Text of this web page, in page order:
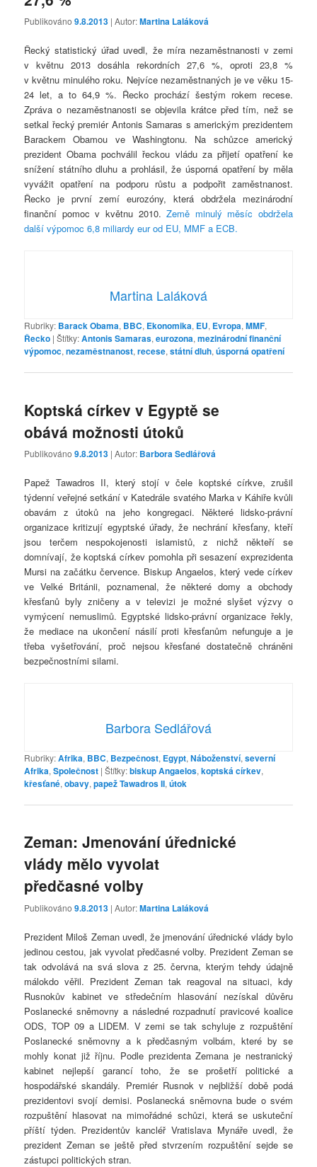
Publikováno9.8.2013 | Autor:Martina Laláková
Řecký statistický úřad uvedl, že míra nezaměstnanosti v zemi
v květnu 2013 dosáhla rekordních 27,6 %, oproti 23,8 %
v květnu minulého roku. Nejvíce nezaměstnaných je ve věku 15-
24 let, a to 64,9 %. Řecko prochází šestým rokem recese.
Zpráva o nezaměstnanosti se objevila krátce před tím, než se
setkal řecký premiér Antonis Samaras s americkým prezidentem
Barackem Obamou ve Washingtonu. Na schůzce americký
prezident Obama pochválil řeckou vládu za přijetí opatření ke
snížení státního dluhu a prohlásil, že úsporná opatření by měla
vyvážit opatření na podporu růstu a podpořit zaměstnanost.
Řecko je první zemí eurozóny, která obdržela mezinárodní
finanční pomoc v květnu 2010.Země minulý měsíc obdržela
další výpomoc 6,8 miliardy eur od EU, MMF a ECB.
Martina Laláková
Rubriky: Barack Obama, BBC, Ekonomika, EU, Evropa,MMF,
Řecko |Štítky:Antonis Samaras,eurozona,mezinárodní finanční
výpomoc,nezaměstnanost,recese,státní dluh,úsporná opatření
Koptská církev v Egyptě se
obává možnosti útoků
Publikováno9.8.2013 | Autor: Barbora Sedlářová
Papež Tawadros II, který stojí v čele koptské církve, zrušil
týdenní veřejné setkání v Katedrále svatého Marka v Káhiře kvůli
obavám z útoků na jeho kongregaci. Některé lidsko-právní
organizace kritizují egyptské úřady, že nechrání křesťany, kteří
jsou terčem nespokojenosti islamistů, z nichž někteří se
domnívají, že koptská církev pomohla při sesazení exprezidenta
Mursi na začátku července. Biskup Angaelos, který vede církev
ve Velké Británii, poznamenal, že některé domy a obchody
křesťanů byly zničeny a v televizi je možné slyšet výzvy o
vymýcení nemuslimů. Egyptské lidsko-právní organizace řekly,
že mediace na ukončení násilí proti křesťanům nefunguje a je
třeba vyšetřování, proč nejsou křesťané dostatečně chráněni
bezpečnostními silami.
Barbora Sedlářová
Rubriky:Afrika, BBC, Bezpečnost, Egypt,Náboženství,severní
Afrika,Společnost |Štítky:biskup Angaelos,koptská církev,
křesťané,obavy,papež Tawadros II,útok
Zeman: Jmenování úřednické
vlády mělo vyvolat
předčasné volby
Publikováno9.8.2013 | Autor:Martina Laláková
Prezident Miloš Zeman uvedl, že jmenování úřednické vlády bylo
jedinou cestou, jak vyvolat předčasné volby. Prezident Zeman se
tak odvolává na svá slova z 25. června, kterým tehdy údajně
málokdo věřil. Prezident Zeman tak reagoval na situaci, kdy
Rusnokův kabinet ve středečním hlasování nezískal důvěru
Poslanecké sněmovny a následné rozpadnutí pravicové koalice
ODS, TOP 09 a LIDEM. V zemi se tak schyluje z rozpuštění
Poslanecké sněmovny a k předčasným volbám, které by se
mohly konat již říjnu. Podle prezidenta Zemana je nestranický
kabinet nejlepší garancí toho, že se prošetří politické a
hospodářské skandály. Premiér Rusnok v nejbližší době podá
prezidentovi svojí demisi. Poslanecká sněmovna bude o svém
rozpuštění hlasovat na mimořádné schůzi, která se uskuteční
příští týden. Prezidentův kancléř Vratislava Mynáře uvedl, že
prezident Zeman se ještě před stvrzením rozpuštění sejde se
zástupci politických stran.